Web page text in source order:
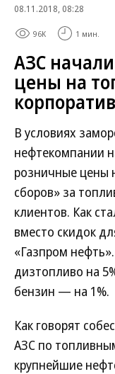
08.11.2018, 08:28
96K 1 мин.
АЗС
цены на
В условиях
нефтекомпании
розничные цены
сборов» за
клиентов. Как
вместо скидок
«Газпром
дизтопливо на
бензин — на 1%.
Как говорят
АЗС по
крупнейшие